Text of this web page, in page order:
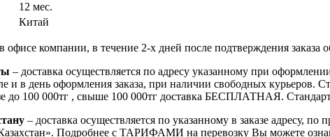
12 мес.
Китай
офисе компании, в течение 2-х дней после подтверждения
– доставка осуществляется по адресу указанному при
и в день оформления заказа, при наличии свободных
до 100 000тг , свыше 100 000тг доставка БЕСПЛАТНАЯ.
– доставка осуществляется по указанному в заказе адресу,
Подробнее с ТАРИФАМИ на перевозку Вы можете